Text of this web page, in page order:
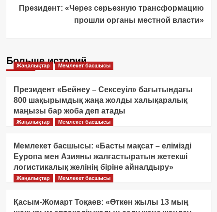
Президент: «Через серьезную трансформацию
прошли органы местной власти»
Больше историй
Жаңалықтар Мемлекет басшысы
Президент «Бейнеу – Сексеуіл» бағытындағы
800 шақырымдық жаңа жолды халықаралық
маңызы бар жоба деп атады
Жаңалықтар Мемлекет басшысы
Мемлекет басшысы: «Басты мақсат – елімізді
Еуропа мен Азияны жалғастыратын жетекші
логистикалық желінің біріне айналдыру»
Жаңалықтар Мемлекет басшысы
Қасым-Жомарт Тоқаев: «Өткен жылы 13 мың